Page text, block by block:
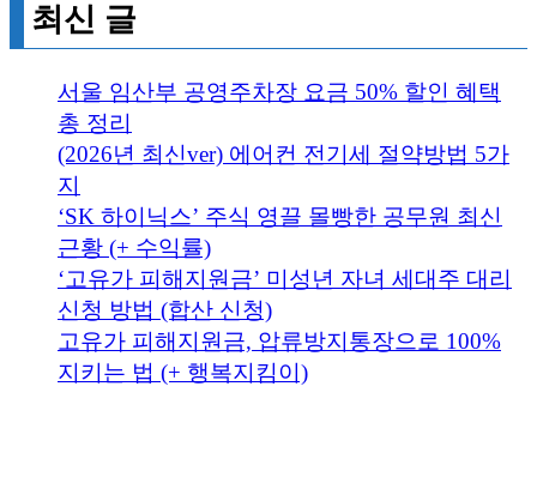
최신 글
서울 임산부 공영주차장 요금 50% 할인 혜택
총 정리
(2026년 최신ver) 에어컨 전기세 절약방법 5가
지
‘SK 하이닉스’ 주식 영끌 몰빵한 공무원 최신
근황 (+ 수익률)
‘고유가 피해지원금’ 미성년 자녀 세대주 대리
신청 방법 (합산 신청)
고유가 피해지원금, 압류방지통장으로 100%
지키는 법 (+ 행복지킴이)